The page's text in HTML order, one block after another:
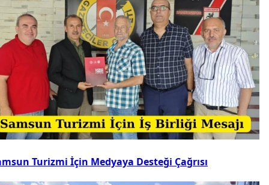
Turizmi İçin Medyaya Desteği Çağrısı